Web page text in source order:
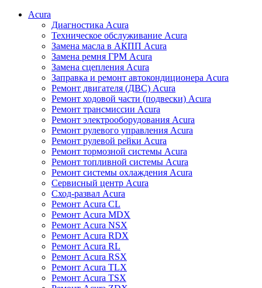
Acura
Диагностика Acura
Техническое обслуживание Acura
Замена масла в АКПП Acura
Замена ремня ГРМ Acura
Замена сцепления Acura
Заправка и ремонт автокондиционера Acura
Ремонт двигателя (ДВС) Acura
Ремонт ходовой части (подвески) Acura
Ремонт трансмиссии Acura
Ремонт электрооборудования Acura
Ремонт рулевого управления Acura
Ремонт рулевой рейки Acura
Ремонт тормозной системы Acura
Ремонт топливной системы Acura
Ремонт системы охлаждения Acura
Сервисный центр Acura
Сход-развал Acura
Ремонт Acura CL
Ремонт Acura MDX
Ремонт Acura NSX
Ремонт Acura RDX
Ремонт Acura RL
Ремонт Acura RSX
Ремонт Acura TLX
Ремонт Acura TSX